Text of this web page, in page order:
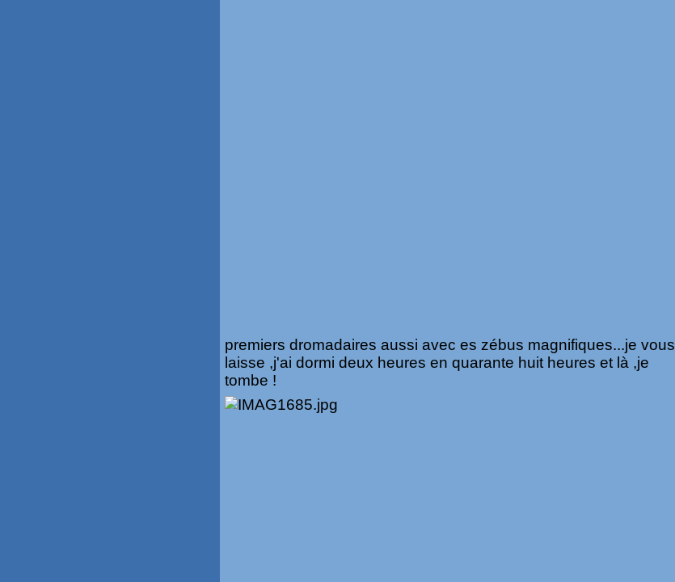
premiers dromadaires aussi avec es zébus magnifiques...je vous
laisse ,j'ai dormi deux heures en quarante huit heures et là ,je
tombe !